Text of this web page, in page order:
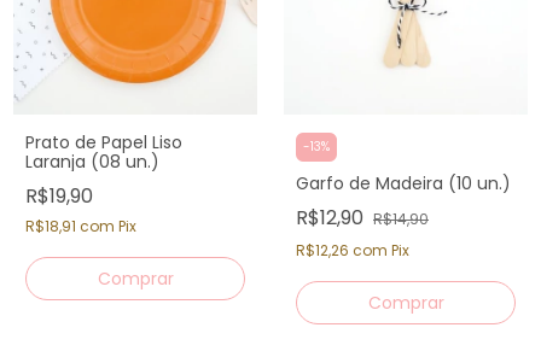
Prato de Papel Liso
Laranja (08 un.)
R$19,90
R$18,91 com Pix
-13%
Garfo de Madeira (10 un.)
R$12,90 R$14,90
R$12,26 com Pix